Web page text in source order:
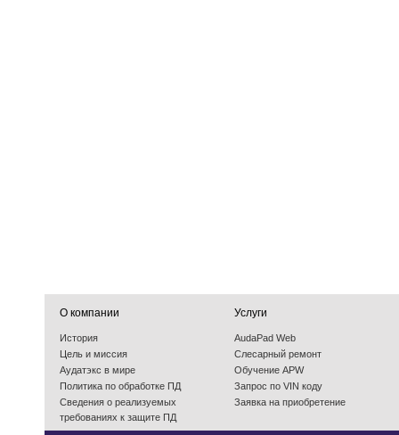
О компании
История
Цель и миссия
Аудатэкс в мире
Политика по обработке ПД
Cведения о реализуемых
требованиях к защите ПД
Услуги
AudaPad Web
Слесарный ремонт
Обучение APW
Запрос по VIN коду
Заявка на приобретение